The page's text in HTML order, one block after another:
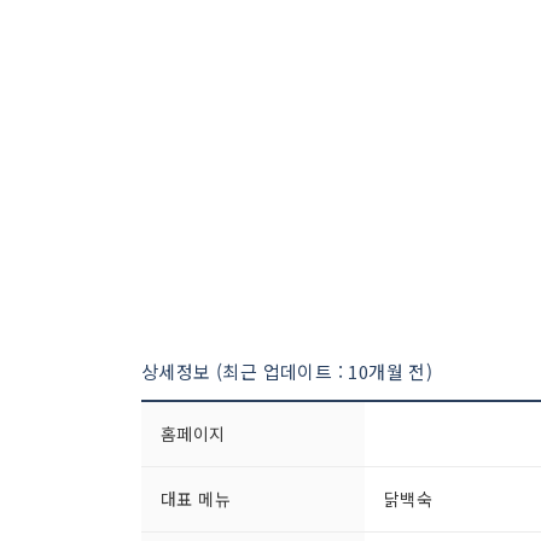
상세정보 (최근 업데이트 : 10개월 전)
홈페이지
대표 메뉴 닭백숙